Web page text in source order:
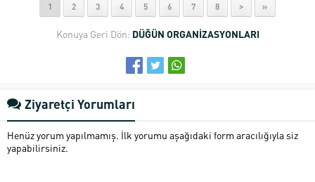
1 2 3 4 5 6 7 8 > »
Konuya Geri Dön: DÜĞÜN ORGANİZASYONLARI
Ziyaretçi Yorumları
Henüz yorum yapılmamış. İlk yorumu aşağıdaki form aracılığıyla siz
yapabilirsiniz.